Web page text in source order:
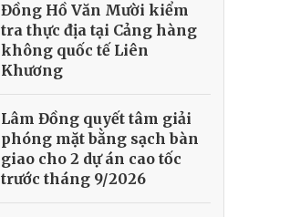
Đồng Hồ Văn Mười kiểm
tra thực địa tại Cảng hàng
không quốc tế Liên
Khương
Lâm Đồng quyết tâm giải
phóng mặt bằng sạch bàn
giao cho 2 dự án cao tốc
trước tháng 9/2026